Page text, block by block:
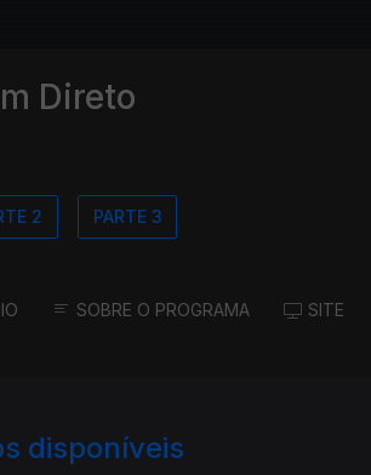
Direto
2 PARTE 3
SOBRE O PROGRAMA SITE
disponíveis